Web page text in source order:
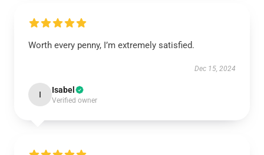
Worth every penny, I’m extremely satisfied.
Dec 15, 2024
I Isabel
Verified owner